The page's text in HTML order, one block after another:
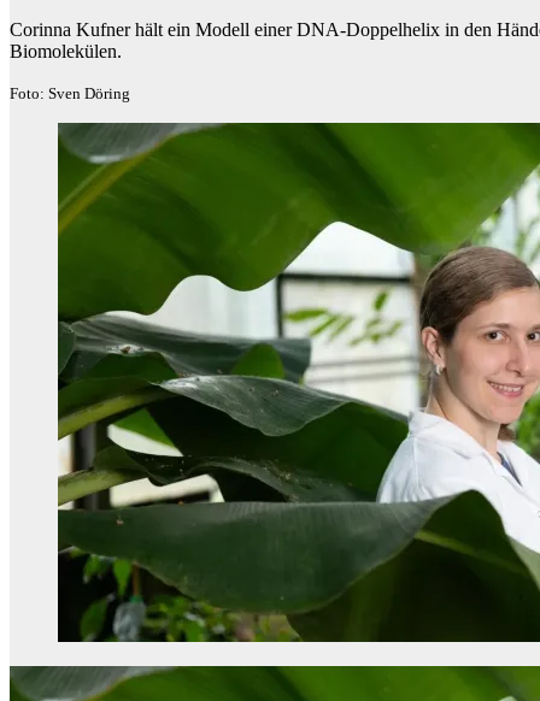
Corinna Kufner hält ein Modell einer DNA-Doppelhelix in den
Biomolekülen.
Foto: Sven Döring